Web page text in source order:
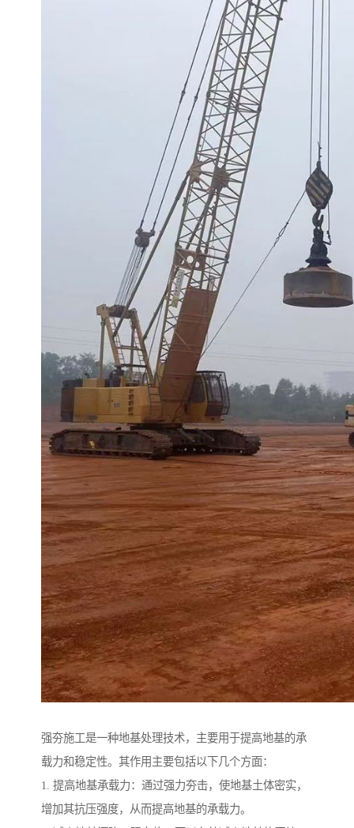
强夯施工是一种地基处理技术，主要用于提高地基的承
载力和稳定性。其作用主要包括以下几个方面：
1. 提高地基承载力：通过强力夯击，使地基土体密实，
增加其抗压强度，从而提高地基的承载力。